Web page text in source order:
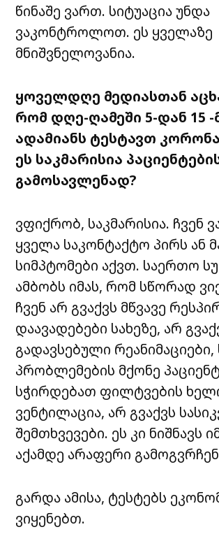
წინაშე ვართ. სიტუაცია უნდა
ვაკონტროლოთ. ეს ყველაზე
მნიშვნელოვანია.
ყოველდღე მედიასთან
რომ დღე-ღამეში 5-დან 15
ადამიანს ტესტავთ
ეს საკმარისია
გამოსავლენად?
ვფიქრობ, საკმარისია. ჩვენ
ყველა საკონტაქტო პირს ან
სიმპტომები აქვთ. საერთო
ამბობს იმას, რომ სწორად
ჩვენ არ გვაქვს მწვავე
დაავადებები სახეზე, არ
გადავსებული
პრობლემების მქონე
სჭირდებათ ფილტვების
ვენტილაცია, არ გვაქვს
შემთხვევები. ეს კი ნიშნავს
აქამდე არაფერი
გარდა ამისა, ტესტებს
ვიყენებთ.